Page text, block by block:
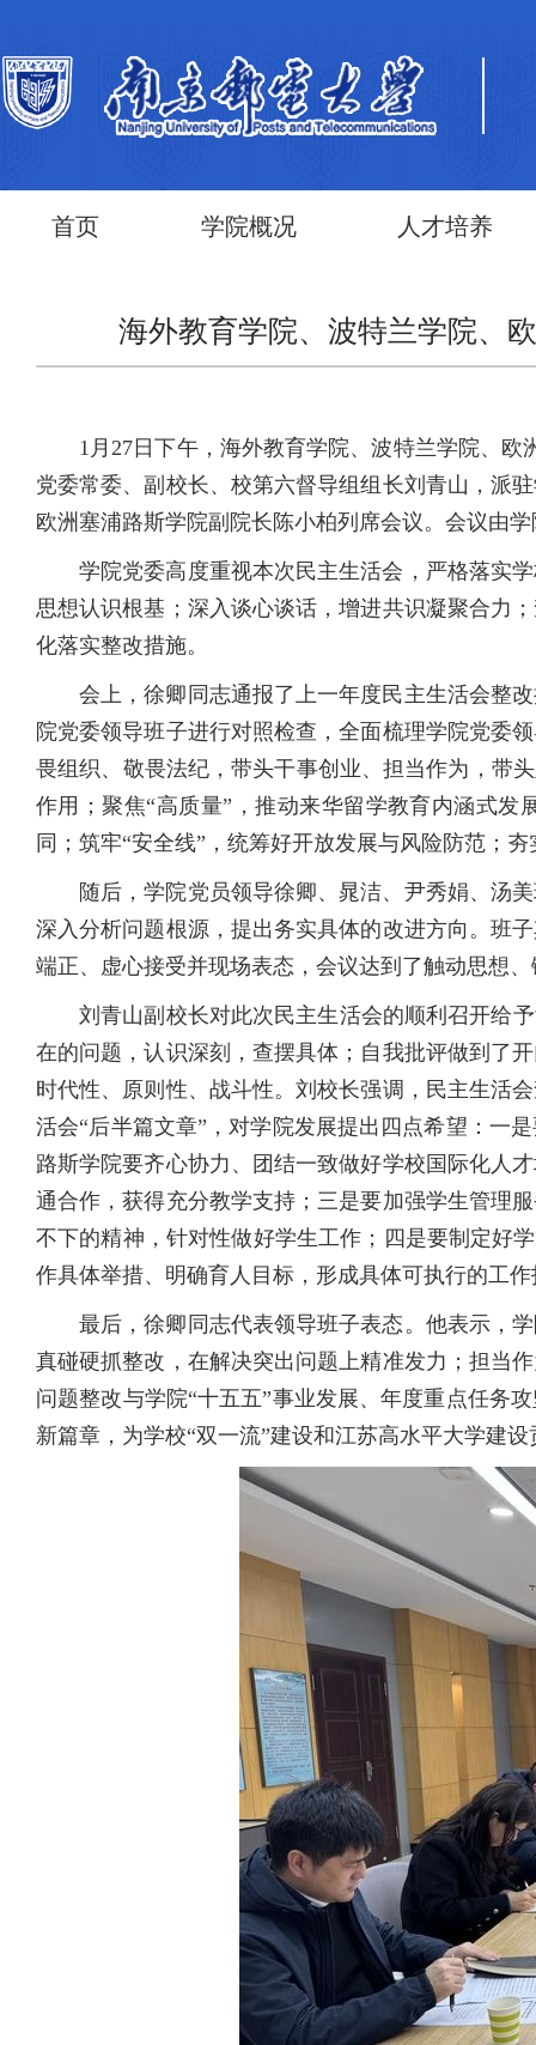
首页 学院概况 人才培养
海外教育学院、波特兰学院、
1月27日下午，海外教育学院、波特兰学院、
党委常委、副校长、校第六督导组组长刘青山，派
欧洲塞浦路斯学院副院长陈小柏列席会议。会议由
学院党委高度重视本次民主生活会，严格落实
思想认识根基；深入谈心谈话，增进共识凝聚合力
化落实整改措施。
会上，徐卿同志通报了上一年度民主生活会整
院党委领导班子进行对照检查，全面梳理学院党委
畏组织、敬畏法纪，带头干事创业、担当作为，带
作用；聚焦“高质量”，推动来华留学教育内涵式发
同；筑牢“安全线”，统筹好开放发展与风险防范；
随后，学院党员领导徐卿、晁洁、尹秀娟、汤
深入分析问题根源，提出务实具体的改进方向。班
端正、虚心接受并现场表态，会议达到了触动思想
刘青山副校长对此次民主生活会的顺利召开给
在的问题，认识深刻，查摆具体；自我批评做到了
时代性、原则性、战斗性。刘校长强调，民主生活
活会“后半篇文章”，对学院发展提出四点希望：一
路斯学院要齐心协力、团结一致做好学校国际化人
通合作，获得充分教学支持；三是要加强学生管理
不下的精神，针对性做好学生工作；四是要制定好
作具体举措、明确育人目标，形成具体可执行的工
最后，徐卿同志代表领导班子表态。他表示，
真碰硬抓整改，在解决突出问题上精准发力；担当
问题整改与学院“十五五”事业发展、年度重点任务
新篇章，为学校“双一流”建设和江苏高水平大学建